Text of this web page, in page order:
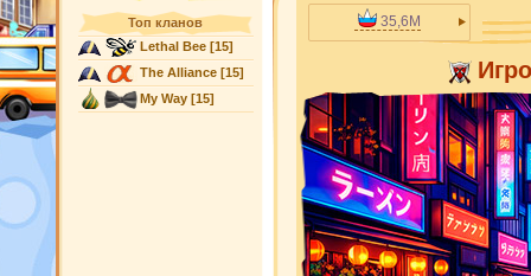
Топ кланов
Lethal Bee[15]
The Alliance[15]
My Way[15]
35,6M